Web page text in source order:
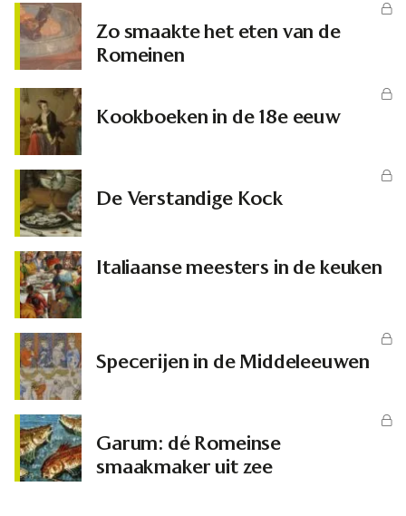
Zo smaakte het eten van de
Romeinen
Kookboeken in de 18e eeuw
De Verstandige Kock
Italiaanse meesters in de keuken
Specerijen in de Middeleeuwen
Garum: dé Romeinse
smaakmaker uit zee